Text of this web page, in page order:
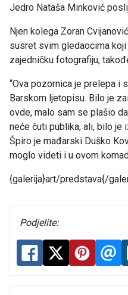
Jedro Nataša Minković
Njen kolega Zoran
susret svim gledaocima
zajedničku fotografiju,
“Ova pozornica je prelepa i
Barskom ljetopisu. Bilo je
ovde, malo sam se plašio
neće čuti publika, ali, bilo je
Špiro je mađarski Duško
moglo videti i u ovom
{galerija}art/predstava{/
Podjelite: